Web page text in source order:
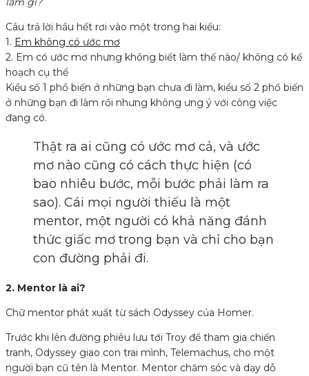
Câu trả lời hầu hết rơi vào một trong hai kiểu:
1. Em không có ước mơ
2. Em có ước mơ nhưng không biết làm thế nào/ không có kế
hoạch cụ thể
Kiểu số 1 phổ biến ở những bạn chưa đi làm, kiểu số 2 phổ biến
ở những bạn đi làm rồi nhưng không ưng ý với công việc
đang có.
Thật ra ai cũng có ước mơ cả, và ước
mơ nào cũng có cách thực hiện (có
bao nhiêu bước, mỗi bước phải làm ra
sao). Cái mọi người thiếu là một
mentor, một người có khả năng đánh
thức giấc mơ trong bạn và chỉ cho bạn
con đường phải đi.
2. Mentor là ai?
Chữ mentor phát xuất từ sách Odyssey của Homer.
Trước khi lên đường phiêu lưu tới Troy để tham gia chiến
tranh, Odyssey giao con trai mình, Telemachus, cho một
người bạn cũ tên là Mentor. Mentor chăm sóc và dạy dỗ